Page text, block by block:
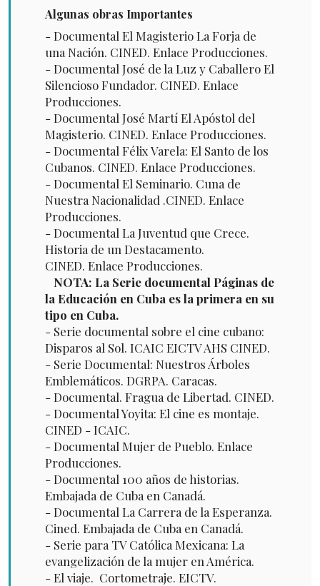
Algunas obras Importantes
- Documental El Magisterio La Forja de
una Nación. CINED. Enlace Producciones.
- Documental José de la Luz y Caballero El
Silencioso Fundador. CINED. Enlace
Producciones.
- Documental José Martí El Apóstol del
Magisterio. CINED. Enlace Producciones.
- Documental Félix Varela: El Santo de los
Cubanos. CINED. Enlace Producciones.
- Documental El Seminario. Cuna de
Nuestra Nacionalidad .CINED. Enlace
Producciones.
- Documental La Juventud que Crece.
Historia de un Destacamento.
CINED. Enlace Producciones.
NOTA: La Serie documental Páginas de
la Educación en Cuba es la primera en su
tipo en Cuba.
- Serie documental sobre el cine cubano:
Disparos al Sol. ICAIC EICTV AHS CINED.
- Serie Documental: Nuestros Árboles
Emblemáticos. DGRPA. Caracas.
- Documental. Fragua de Libertad. CINED.
- Documental Yoyita: El cine es montaje.
CINED - ICAIC.
- Documental Mujer de Pueblo. Enlace
Producciones.
- Documental 100 años de historias.
Embajada de Cuba en Canadá.
- Documental La Carrera de la Esperanza.
Cined. Embajada de Cuba en Canadá.
- Serie para TV Católica Mexicana: La
evangelización de la mujer en América.
- El viaje. Cortometraje. EICTV.